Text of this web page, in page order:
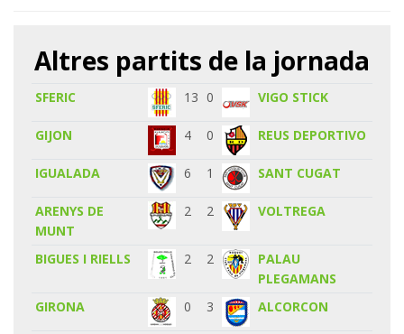
Altres partits de la jornada
SFERIC 13 0 VIGO STICK
GIJON 4 0 REUS DEPORTIVO
IGUALADA 6 1 SANT CUGAT
ARENYS DE
MUNT
2 2 VOLTREGA
BIGUES I RIELLS 2 2
PALAU
PLEGAMANS
GIRONA
0 3 ALCORCON